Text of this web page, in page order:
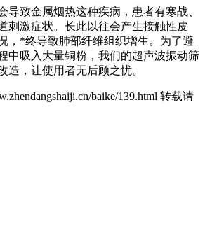
导致金属烟热这种疾病，患者有寒战、
刺激症状。长此以往会产生接触性皮
，*终导致肺部纤维组织增生。为了避
中吸入大量铜粉，我们的超声波振动筛
造，让使用者无后顾之忧。
baike/139.html 转载请